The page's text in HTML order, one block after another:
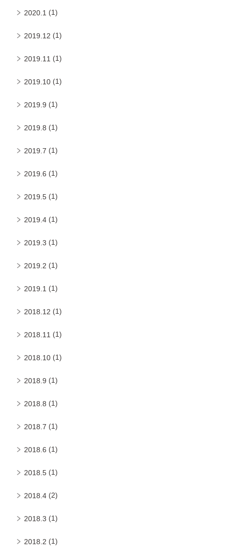
2020.1 (1)
2019.12 (1)
2019.11 (1)
2019.10 (1)
2019.9 (1)
2019.8 (1)
2019.7 (1)
2019.6 (1)
2019.5 (1)
2019.4 (1)
2019.3 (1)
2019.2 (1)
2019.1 (1)
2018.12 (1)
2018.11 (1)
2018.10 (1)
2018.9 (1)
2018.8 (1)
2018.7 (1)
2018.6 (1)
2018.5 (1)
2018.4 (2)
2018.3 (1)
2018.2 (1)